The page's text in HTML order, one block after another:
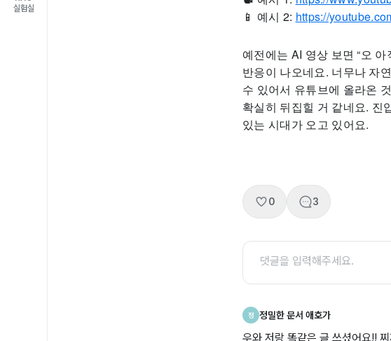
실험실
📱 예시 2: https://
예전에는 AI 영상 보면 “오
반응이 나오네요. 너무나 자
수 있어서 유튜브에 올라온
확실히 뒤집힐 거 같네요. 진
있는 시대가 오고 있어요.
0 3
정 정밀한 문서 애호가
우와 저랑 똑같은 글 쓰셨어요!!